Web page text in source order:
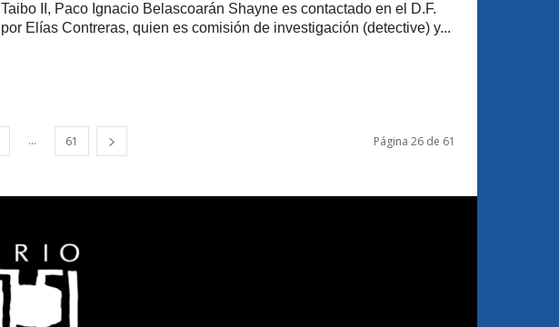
Taibo II, Paco Ignacio Belascoarán Shayne es contactado en el D.F.
por Elías Contreras, quien es comisión de investigación (detective) y...
... 61 Página 26 de 61